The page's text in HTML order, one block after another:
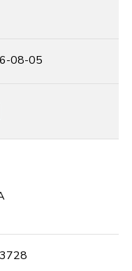
08-05